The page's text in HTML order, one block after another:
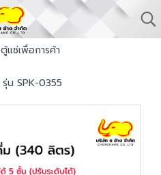
ตู้แช่เพื่อการค้า
รุ่น SPK-0355